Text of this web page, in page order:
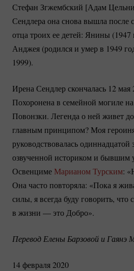
Стефан Згжембский [Адам
Сендлера она снова вышла после
отца троих ее детей: Янины (1947
Анджея (родился и умер в 1949
1999).
Ирена Сендлер скончалась 12
Похоронена в семейной могиле
Повонзки. Легенда о ней живет
главным принципом? Моя
руководствовалась
озвученной историком и бывшим
Освенциме Марианом Турским:
Она часто повторяла: «Пока я
силы, я всегда буду говорить, что
в жизни — это Добро».
Перевод Елены Барзовой и Гаянэ
14 февраля 2020